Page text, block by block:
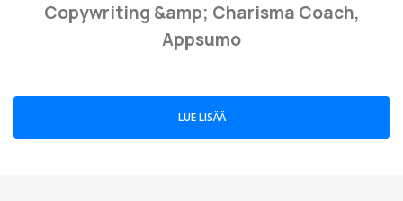
Copywriting &amp; Charisma Coach,
Appsumo
LUE LISÄÄ